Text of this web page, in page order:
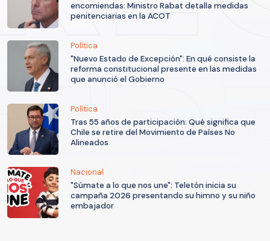
encomiendas: Ministro Rabat detalla medidas
penitenciarias en la ACOT
Política
"Nuevo Estado de Excepción": En qué consiste la
reforma constitucional presente en las medidas
que anunció el Gobierno
Política
Tras 55 años de participación: Qué significa que
Chile se retire del Movimiento de Países No
Alineados
Nacional
"Súmate a lo que nos une": Teletón inicia su
campaña 2026 presentando su himno y su niño
embajador